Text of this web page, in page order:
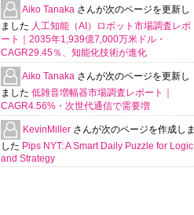
Aiko Tanaka さんが次のページを更新し
ました 人工知能（AI）ロボット市場調査レポ
ート｜2035年1,939億7,000万米ドル・
CAGR29.45％、知能化技術が進化
Aiko Tanaka さんが次のページを更新し
ました 低雑音増幅器市場調査レポート｜
CAGR4.56%・次世代通信で需要増
KevinMiller さんが次のページを作成しま
した Pips NYT: A Smart Daily Puzzle for Logic
and Strategy